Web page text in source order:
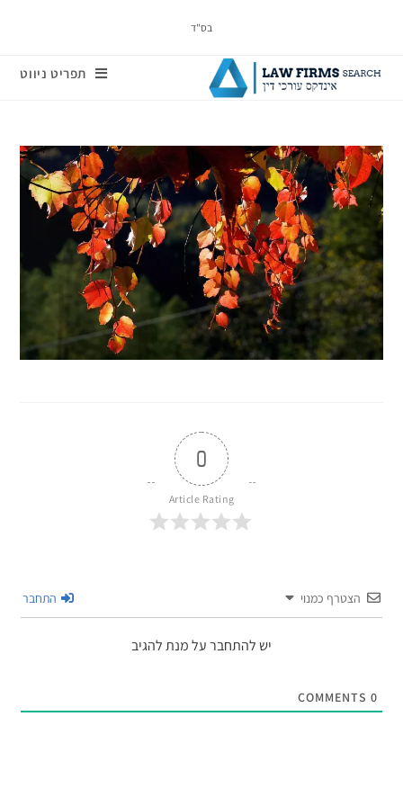
בס"ד
תפריט ניווט
0
Article Rating
הצטרף כמנוי התחבר
יש להתחבר על מנת להגיב
0